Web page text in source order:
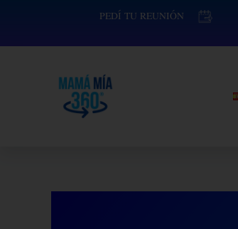
contenido
PEDÍ TU REUNIÓN